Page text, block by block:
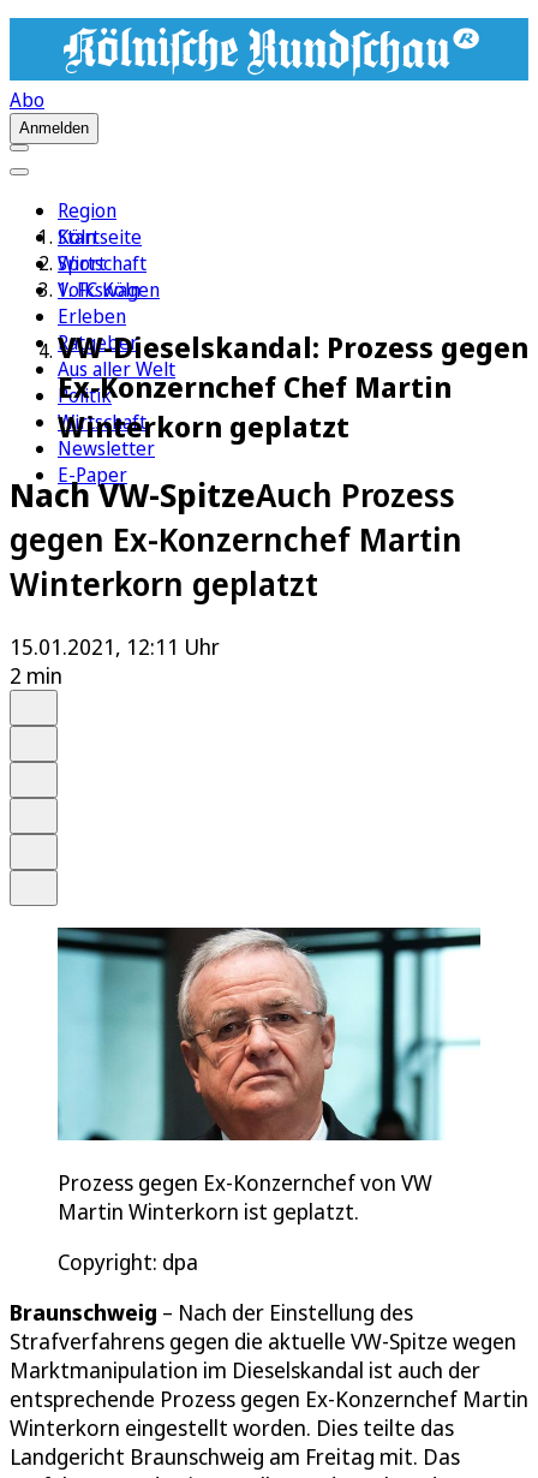
Abo
Anmelden
Region
Köln
Sport
1. FC Köln
Erleben
Ratgeber
Aus aller Welt
Politik
Wirtschaft
Newsletter
E-Paper
Startseite
Wirtschaft
Volkswagen
VW-Dieselskandal: Prozess gegen
Ex-Konzernchef Chef Martin
Winterkorn geplatzt
Nach VW-SpitzeAuch Prozess
gegen Ex-Konzernchef Martin
Winterkorn geplatzt
15.01.2021, 12:11 Uhr
2 min
Prozess gegen Ex-Konzernchef von VW
Martin Winterkorn ist geplatzt.
Copyright: dpa
Braunschweig – Nach der Einstellung des
Strafverfahrens gegen die aktuelle VW-Spitze wegen
Marktmanipulation im Dieselskandal ist auch der
entsprechende Prozess gegen Ex-Konzernchef Martin
Winterkorn eingestellt worden. Dies teilte das
Landgericht Braunschweig am Freitag mit. Das